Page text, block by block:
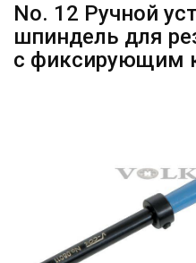
No. 12 Ручной
шпиндель для
с фиксирующим